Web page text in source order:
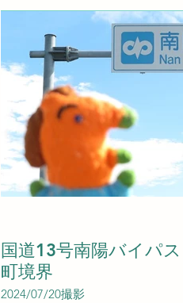
国道13号南陽バイパ
町境界
2024/07/20撮影